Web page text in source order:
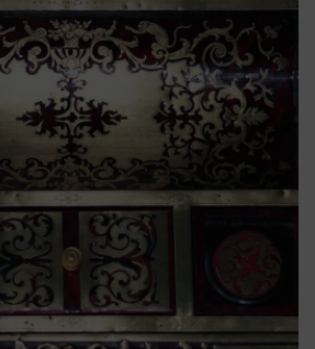
Transition Louis XV
XVI en marqueterie